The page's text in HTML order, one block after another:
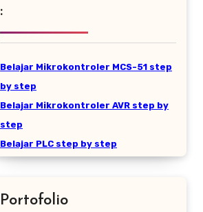
:
Belajar Mikrokontroler MCS-51 step
by step
Belajar Mikrokontroler AVR step by
step
Belajar PLC step by step
Portofolio